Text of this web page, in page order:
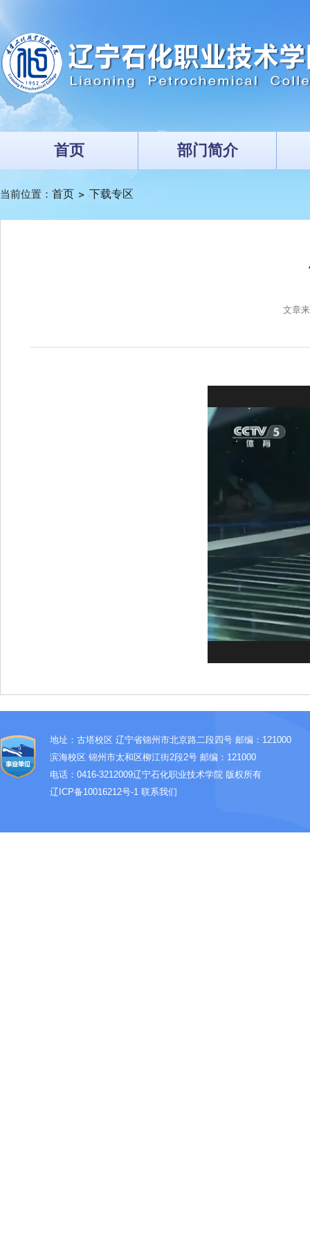
首页 部门简介
当前位置： 首页 下载专区
文章
地址：古塔校区 辽宁省锦州市北京路二段四号 邮编：121000
滨海校区 锦州市太和区柳江街2段2号 邮编：121000
电话：0416-3212009辽宁石化职业技术学院 版权所有
辽ICP备10016212号-1 联系我们